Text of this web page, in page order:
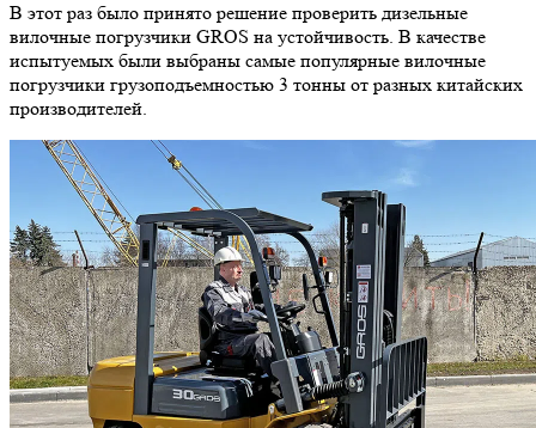
В этот раз было принято решение проверить дизельные
вилочные погрузчики GROS на устойчивость. В качестве
испытуемых были выбраны самые популярные вилочные
погрузчики грузоподъемностью 3 тонны от разных китайских
производителей.